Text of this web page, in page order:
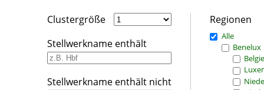
Clustergröße
Stellwerkname enthält
Stellwerkname enthält nicht
Regionen
Alle
Benelux